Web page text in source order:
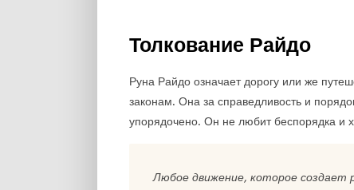
Толкование Райдо
Руна Райдо означает дорогу или же
законам. Она за справедливость и
упорядочено. Он не любит беспорядка и
Любое движение, которое создает